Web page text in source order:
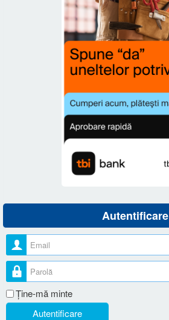
Autentificare
Nume utilizator
Parolă
Ţine-mă minte
Autentificare